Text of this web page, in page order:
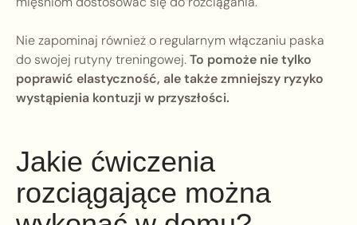
Nie zapominaj również o regularnym włączaniu paska
do swojej rutyny treningowej.To pomoże nie tylko
poprawić elastyczność, ale także zmniejszy ryzyko
wystąpienia kontuzji w przyszłości.
Jakie ćwiczenia
rozciągające można